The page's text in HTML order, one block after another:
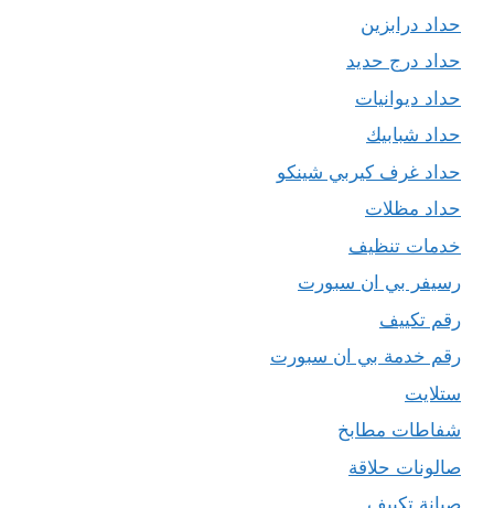
حداد درابزين
حداد درج حديد
حداد ديوانيات
حداد شبابيك
حداد غرف كيربي شينكو
حداد مظلات
خدمات تنظيف
رسيفر بي ان سبورت
رقم تكييف
رقم خدمة بي ان سبورت
ستلايت
شفاطات مطابخ
صالونات حلاقة